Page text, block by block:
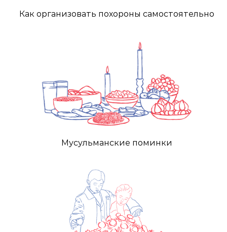
Как организовать похороны самостоятельно
Мусульманские поминки